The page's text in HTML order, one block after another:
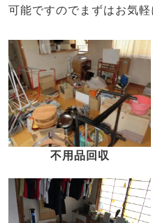
可能ですのでまずはお気軽
不用品回収